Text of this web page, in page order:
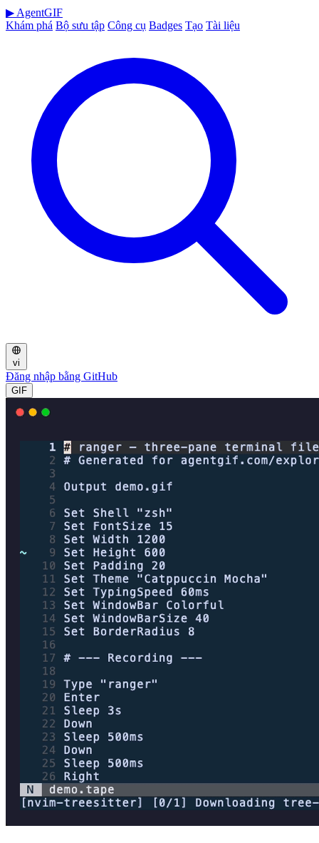
▶ AgentGIF
Khám phá Bộ sưu tập Công cụ Badges Tạo Tài liệu
vi
Đăng nhập bằng GitHub
GIF